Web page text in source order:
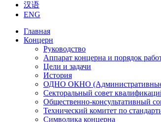
汉语
ENG
Главная
Концерн
Руководство
Аппарат концерна и порядок
Цели и задачи
История
ОДНО ОКНО
Секторальный совет
Общественно-консультативный
Технический комитет по
Символика концерна